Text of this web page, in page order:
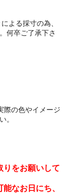
よる採寸の為、
何卒ご了承下さ
際の色やイメージ
。
りをお願いして
なお日にち、